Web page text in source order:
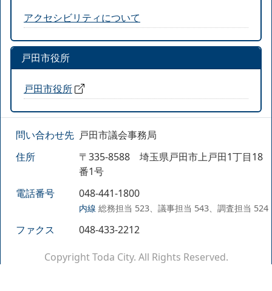
アクセシビリティについて
戸田市役所
戸田市役所
問い合わせ先 戸田市議会事務局
住所
〒335-8588 埼玉県戸田市上戸田1丁目18
番1号
電話番号
048-441-1800
内線 総務担当 523、議事担当 543、調査担当 524
ファクス 048-433-2212
Copyright Toda City. All Rights Reserved.